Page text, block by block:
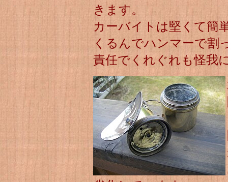
きます。
カーバイトは堅くて簡
くるんでハンマーで割
責任でくれぐれも怪我